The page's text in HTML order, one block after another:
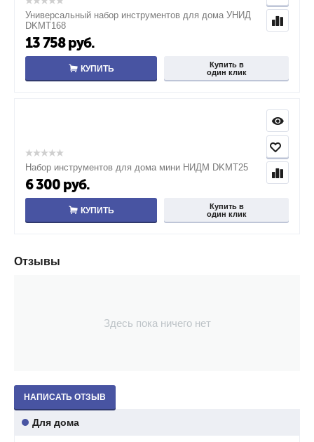
Универсальный набор инструментов для дома УНИД
DKMT168
13 758 руб.
КУПИТЬ
Купить в
один клик
Набор инструментов для дома мини НИДМ DKMT25
6 300 руб.
КУПИТЬ
Купить в
один клик
Отзывы
Здесь пока ничего нет
НАПИСАТЬ ОТЗЫВ
Для дома